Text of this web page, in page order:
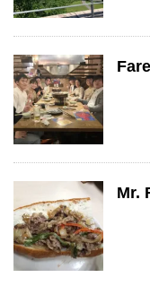
Mr.